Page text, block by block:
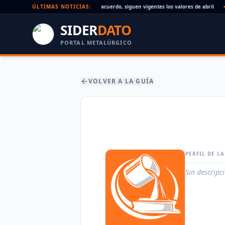
ÚLTIMAS NOTICIAS:
Paritaria UOM agosto 2026: sin acuerdo, siguen vigentes los valores de abril
SIDERDATO
PORTAL METALÚRGICO
VOLVER A LA GUÍA
PERFIL DE
Sin